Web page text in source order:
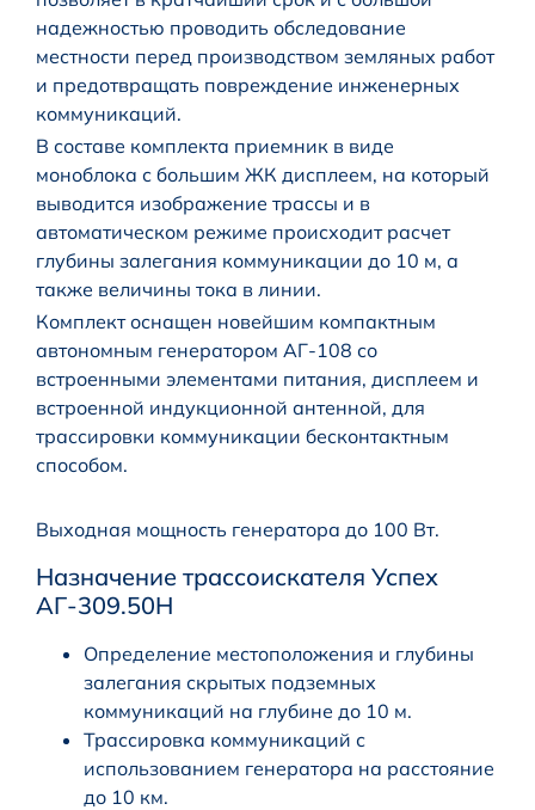
надежностью проводить обследование
местности перед производством земляных работ
и предотвращать повреждение инженерных
коммуникаций.
В составе комплекта приемник в виде
моноблока с большим ЖК дисплеем, на который
выводится изображение трассы и в
автоматическом режиме происходит расчет
глубины залегания коммуникации до 10 м, а
также величины тока в линии.
Комплект оснащен новейшим компактным
автономным генератором АГ-108 со
встроенными элементами питания, дисплеем и
встроенной индукционной антенной, для
трассировки коммуникации бесконтактным
способом.
Выходная мощность генератора до 100 Вт.
Назначение трассоискателя Успех
АГ-309.50Н
Определение местоположения и глубины
залегания скрытых подземных
коммуникаций на глубине до 10 м.
Трассировка коммуникаций с
использованием генератора на расстояние
до 10 км.